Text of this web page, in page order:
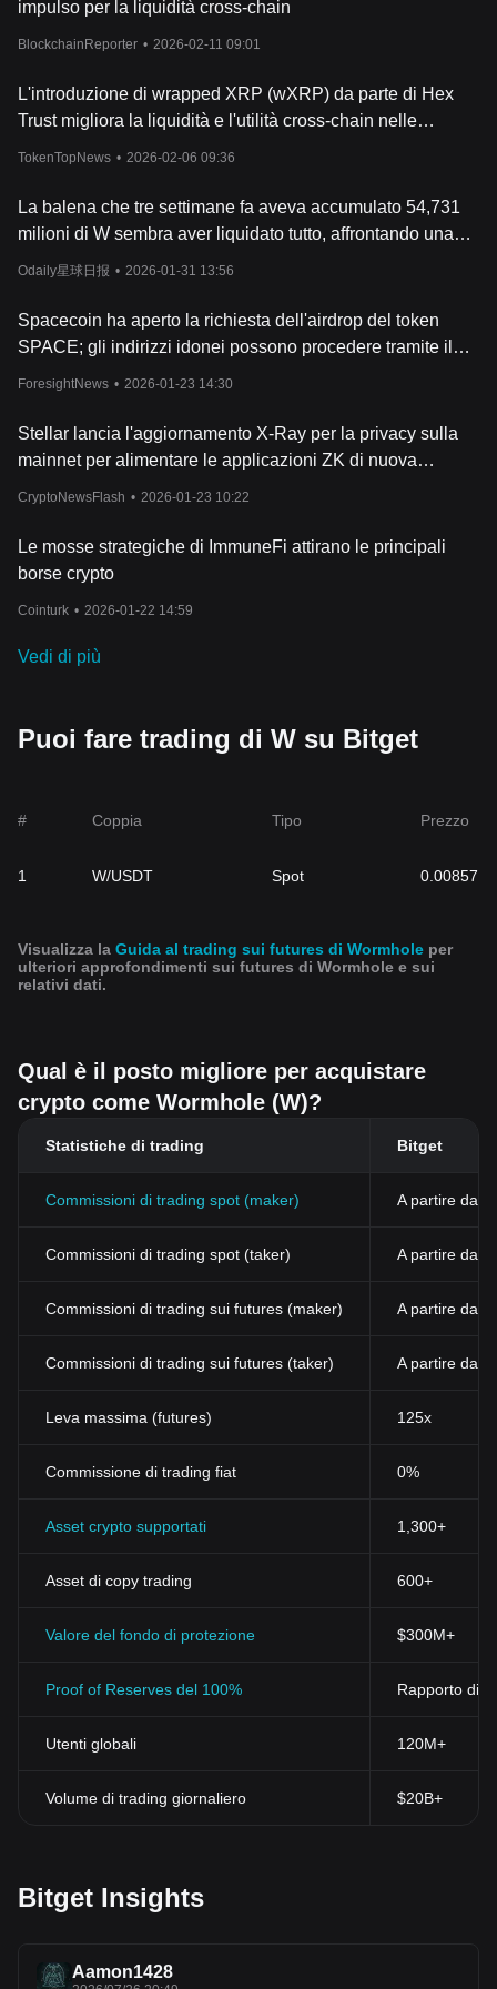
Articoli correlati su Wormhole:
Wormhole (W): superamento dei confini e ricerca di
impulso per la liquidità cross-chain
BlockchainReporter • 2026-02-11 09:01
L'introduzione di wrapped XRP (wXRP) da parte di Hex
Trust migliora la liquidità e l'utilità cross-chain nelle
TokenTopNews • 2026-02-06 09:36
La balena che tre settimane fa aveva accumulato 54,731
milioni di W sembra aver liquidato tutto, affrontando una
perdita di circa 650.000 dollari.
Odaily星球日报 • 2026-01-31 13:56
Spacecoin ha aperto la richiesta dell'airdrop del token
SPACE; gli indirizzi idonei possono procedere tramite il
ForesightNews • 2026-01-23 14:30
Stellar lancia l'aggiornamento X-Ray per la privacy sulla
mainnet per alimentare le applicazioni ZK di nuova
CryptoNewsFlash • 2026-01-23 10:22
Le mosse strategiche di ImmuneFi attirano le principali
borse crypto
Cointurk • 2026-01-22 14:59
Vedi di più
Puoi fare trading di W su Bitget
# Coppia Tipo Prezzo
1 W/USDT Spot 0.00857
Visualizza la Guida al trading sui futures di Wormhole per
ulteriori approfondimenti sui futures di Wormhole e sui
relativi dati.
Qual è il posto migliore per acquistare
crypto come Wormhole (W)?
Statistiche di trading Bitget
Commissioni di trading spot (maker) A partire dallo
Commissioni di trading spot (taker) A partire
Commissioni di trading sui futures (maker) A partire dallo
Commissioni di trading sui futures (taker) A partire
Leva massima (futures) 125x
Commissione di trading fiat 0%
Asset crypto supportati 1,300+
Asset di copy trading 600+
Valore del fondo di protezione $300M+
Proof of Reserves del 100% Rapporto di
Utenti globali 120M+
Volume di trading giornaliero $20B+
Bitget Insights
Aamon1428